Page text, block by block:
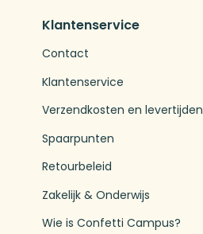
Klantenservice
Contact
Klantenservice
Verzendkosten en levertijden
Spaarpunten
Retourbeleid
Zakelijk & Onderwijs
Wie is Confetti Campus?